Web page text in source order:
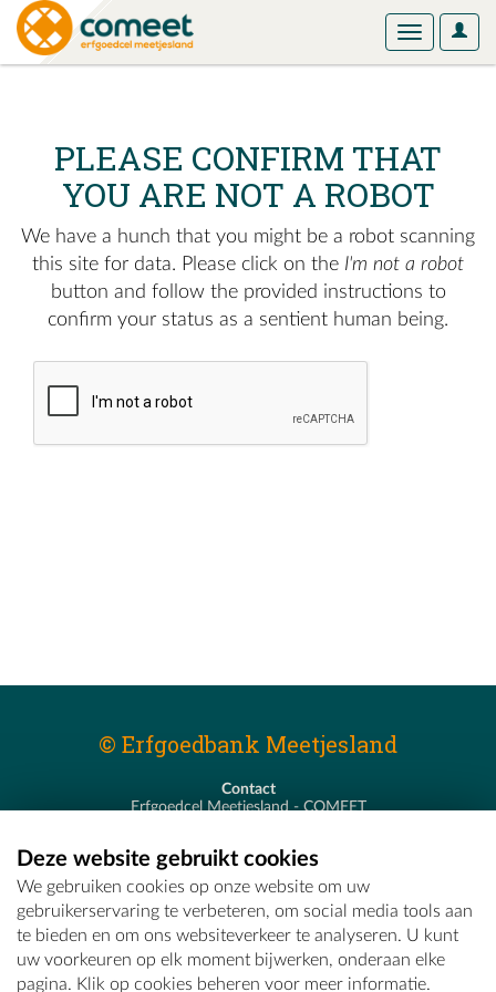
User
Toggle
PLEASE CONFIRM THAT
YOU ARE NOT A ROBOT
We have a hunch that you might be a robot scanning
this site for data. Please click on the I'm not a robot
button and follow the provided instructions to
confirm your status as a sentient human being.
© Erfgoedbank Meetjesland
Contact
Erfgoedcel Meetjesland - COMEET
T - 09 373 75 96
E -erfgoedcel@comeet.be
Deze website gebruikt cookies
We gebruiken cookies op onze website om uw
gebruikerservaring te verbeteren, om social media tools aan
te bieden en om ons websiteverkeer te analyseren. U kunt
uw voorkeuren op elk moment bijwerken, onderaan elke
pagina. Klik op cookies beheren voor meer informatie.